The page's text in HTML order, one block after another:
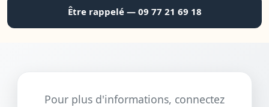
Être rappelé — 09 77 21 69 18
Pour plus d'informations, connectez